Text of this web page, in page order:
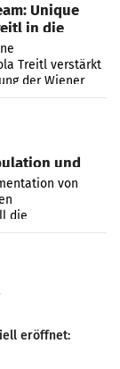
Unique
in die
Treitl verstärkt
der Wiener
Josef Kalina und
und
von
die
Manipulation und
eröffnet: